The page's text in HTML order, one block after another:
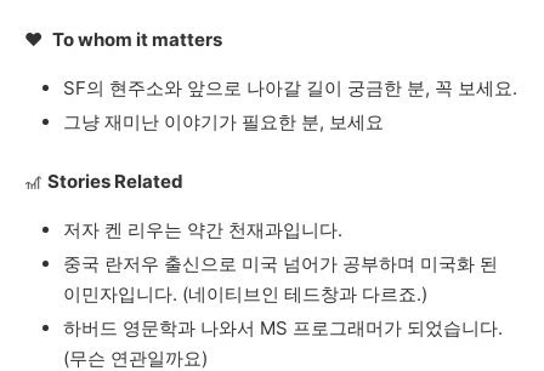
❤️ To whom it matters
SF의 현주소와 앞으로 나아갈 길이 궁금한 분, 꼭 보세요.
그냥 재미난 이야기가 필요한 분, 보세요
🎢 Stories Related
저자 켄 리우는 약간 천재과입니다.
중국 란저우 출신으로 미국 넘어가 공부하며 미국화 된
이민자입니다. (네이티브인 테드창과 다르죠.)
하버드 영문학과 나와서 MS 프로그래머가 되었습니다.
(무슨 연관일까요)